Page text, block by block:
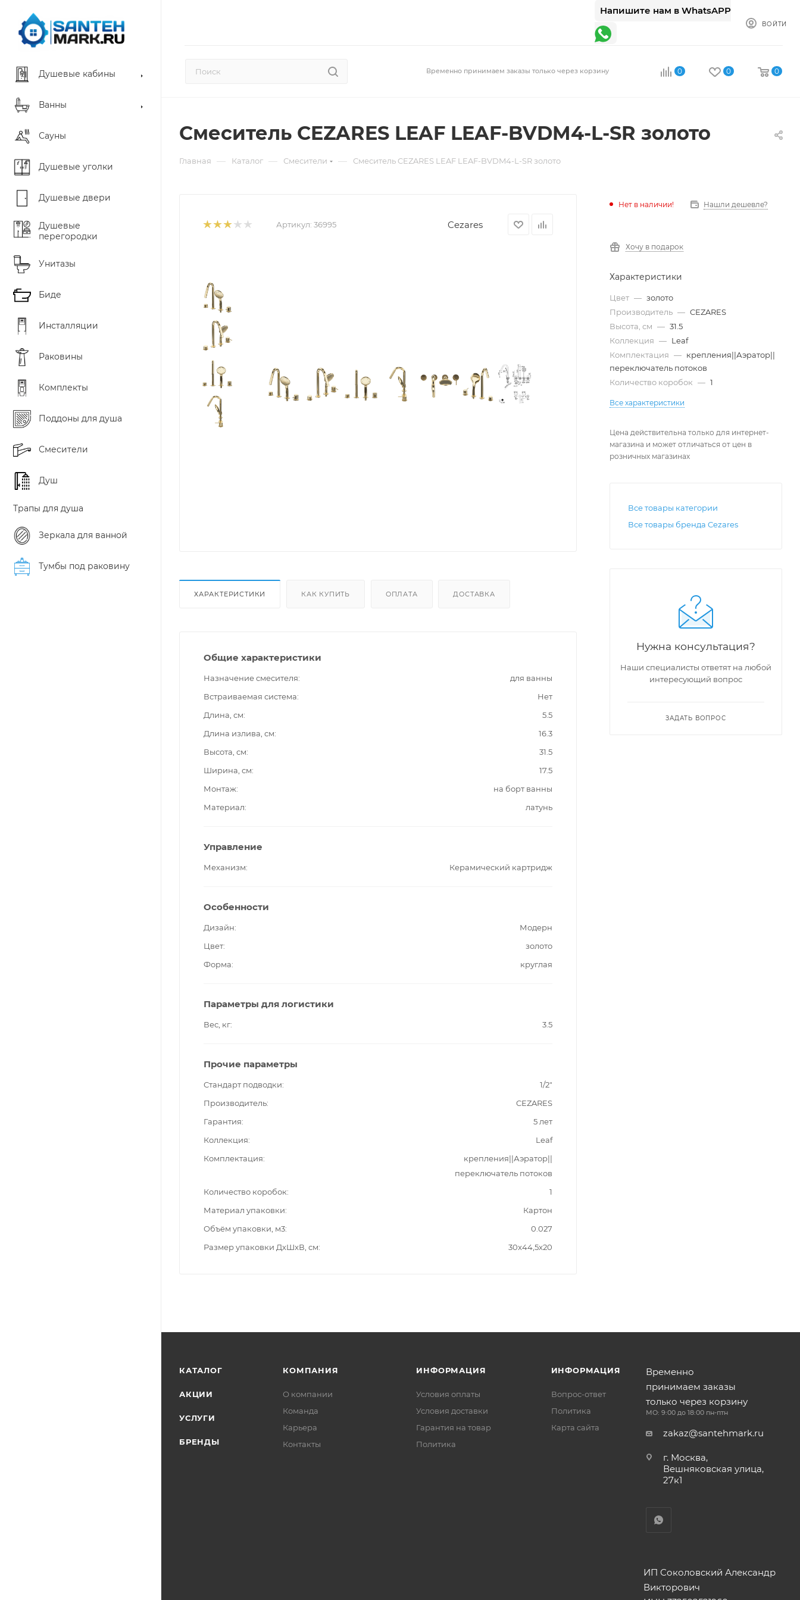
Напишите нам в WhatsAPP
ВОЙТИ
Временно принимаем заказы только через корзину 0 0 0
Душевые кабины
Ванны
Сауны
Душевые уголки
Душевые двери
Душевые
перегородки
Унитазы
Биде
Инсталляции
Раковины
Комплекты
Поддоны для душа
Смесители
Душ
Трапы для душа
Зеркала для ванной
Тумбы под раковину
Смеситель CEZARES LEAF LEAF-BVDM4-L-SR золото
Главная — Каталог — Смесители — Смеситель CEZARES LEAF LEAF-BVDM4-L-SR золото
Артикул: 36995 Cezares
ХАРАКТЕРИСТИКИ КАК КУПИТЬ ОПЛАТА ДОСТАВКА
Общие характеристики
Назначение смесителя
для ванны
Встраиваемая система
Нет
Длина, см
5.5
Длина излива, см
16.3
Высота, см
31.5
Ширина, см
17.5
Монтаж
на борт ванны
Материал
латунь
Управление
Механизм Керамический картридж
Особенности
Дизайн
Модерн
Цвет
золото
Форма
круглая
Параметры для логистики
Вес, кг 3.5
Прочие параметры
Стандарт подводки
1/2"
Производитель
CEZARES
Гарантия
5 лет
Коллекция
Leaf
Комплектация
крепления||Аэратор||
переключатель потоков
Количество коробок
1
Материал упаковки
Картон
Объём упаковки, м3
0.027
Размер упаковки ДxШxВ, см
30x44,5x20
Нет в наличии! Нашли дешевле?
Хочу в подарок
Характеристики
Цвет — золото
Производитель — CEZARES
Высота, см — 31.5
Коллекция — Leaf
Комплектация — крепления||Аэратор||
переключатель потоков
Количество коробок — 1
Все характеристики
Цена действительна только для интернет-
магазина и может отличаться от цен в
розничных магазинах
Все товары категории
Все товары бренда Cezares
Нужна консультация?
Наши специалисты ответят на любой
интересующий вопрос
ЗАДАТЬ ВОПРОС
КАТАЛОГ
АКЦИИ
УСЛУГИ
БРЕНДЫ
КОМПАНИЯ
О компании
Команда
Карьера
Контакты
ИНФОРМАЦИЯ
Условия оплаты
Условия доставки
Гарантия на товар
Политика
ИНФОРМАЦИЯ
Вопрос-ответ
Политика
Карта сайта
Временно
принимаем заказы
только через корзину
МО: 9:00 до 18:00 пн-птн
zakaz@santehmark.ru
г. Москва,
Вешняковская улица,
27к1
ИП Соколовский Александр
Викторович